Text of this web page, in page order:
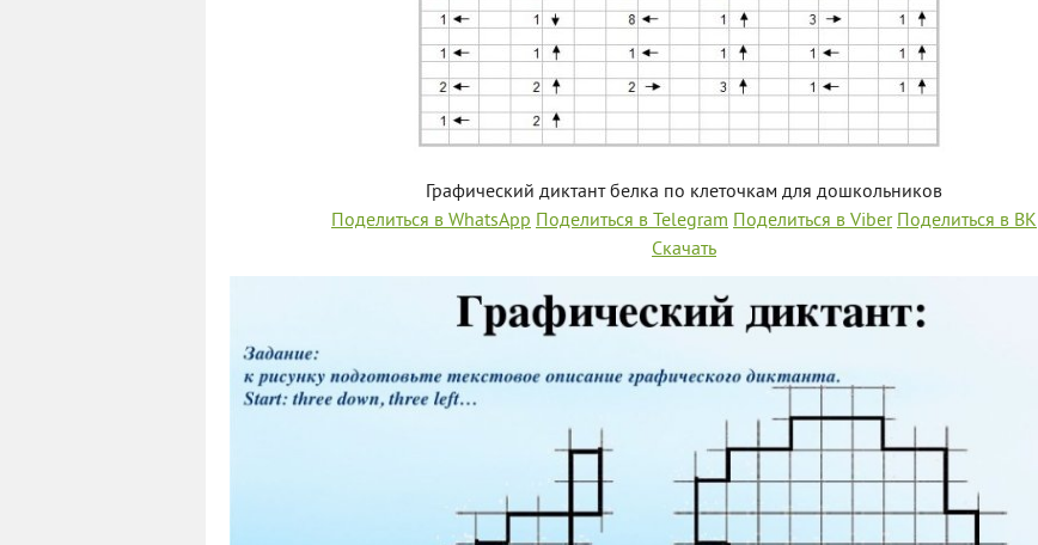
Графический диктант белка по клеточкам для дошкольников
Поделиться в WhatsApp Поделиться в Telegram Поделиться в Viber Поделиться в ВК
Скачать